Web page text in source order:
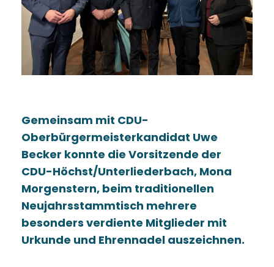
Gemeinsam mit CDU-
Oberbürgermeisterkandidat Uwe
Becker konnte die Vorsitzende der
CDU-Höchst/Unterliederbach, Mona
Morgenstern, beim traditionellen
Neujahrsstammtisch mehrere
besonders verdiente Mitglieder mit
Urkunde und Ehrennadel auszeichnen.